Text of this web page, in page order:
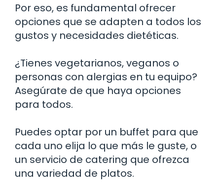
Por eso, es fundamental ofrecer
opciones que se adapten a todos los
gustos y necesidades dietéticas.
¿Tienes vegetarianos, veganos o
personas con alergias en tu equipo?
Asegúrate de que haya opciones
para todos.
Puedes optar por un buffet para que
cada uno elija lo que más le guste, o
un servicio de catering que ofrezca
una variedad de platos.